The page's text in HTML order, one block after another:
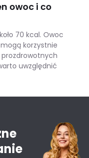
owoc i co
70 kcal. Owoc
korzystnie
uwzględnić